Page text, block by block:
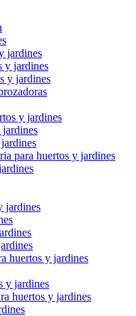
jardines
y jardines
y jardines
y jardines
jardines
para huertos y jardines
jardines
huertos y jardines
y jardines
huertos y jardines